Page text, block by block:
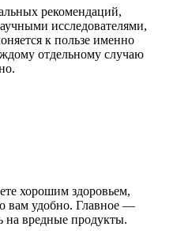
рекомендаций,
исследователями,
к пользе именно
отдельному случаю
хорошим здоровьем,
вам удобно. Главное —
на вредные продукты.